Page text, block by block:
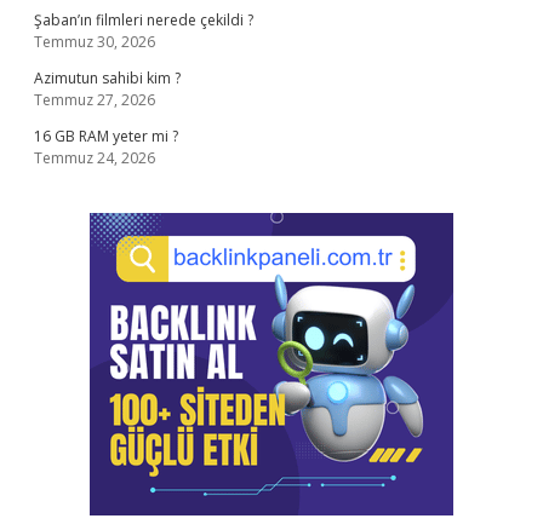
Şaban’ın filmleri nerede çekildi ?
Temmuz 30, 2026
Azimutun sahibi kim ?
Temmuz 27, 2026
16 GB RAM yeter mi ?
Temmuz 24, 2026